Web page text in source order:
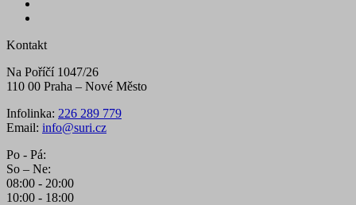
Kontakt
Na Poříčí 1047/26
110 00 Praha – Nové Město
Infolinka: 226 289 779
Email: info@suri.cz
Po - Pá:
So – Ne:
08:00 - 20:00
10:00 - 18:00